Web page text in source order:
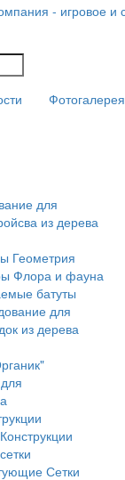
Фотогалерея
для
из дерева
Геометрия
Флора и фауна
батуты
для
из дерева
Сетки